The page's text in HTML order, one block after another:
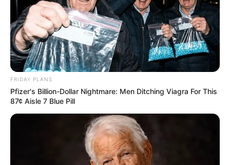
FRIDAY PLANS
Pfizer's Billion-Dollar Nightmare: Men Ditching Viagra For This
87¢ Aisle 7 Blue Pill